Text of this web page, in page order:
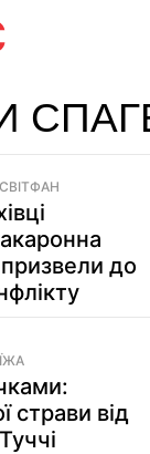
СВІТФАН
призвели до
ЇЖА
страви від